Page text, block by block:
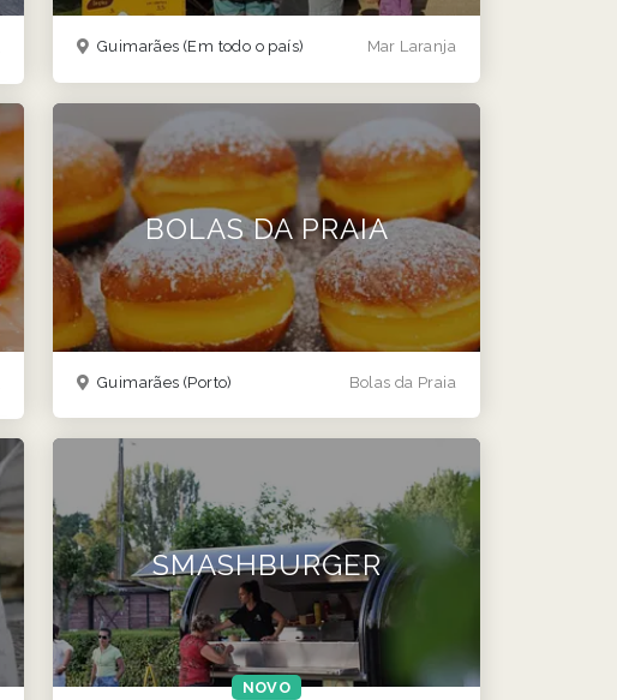
Mar Laranja
Guimarães (Em todo o país)
BOLAS DA PRAIA
Bolas da Praia
Guimarães (Porto)
NOVO
SMASHBURGER